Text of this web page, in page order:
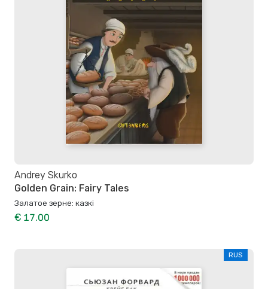
Andrey Skurko
Golden Grain: Fairy Tales
Залатое зерне: казкі
€ 17.00
RUS